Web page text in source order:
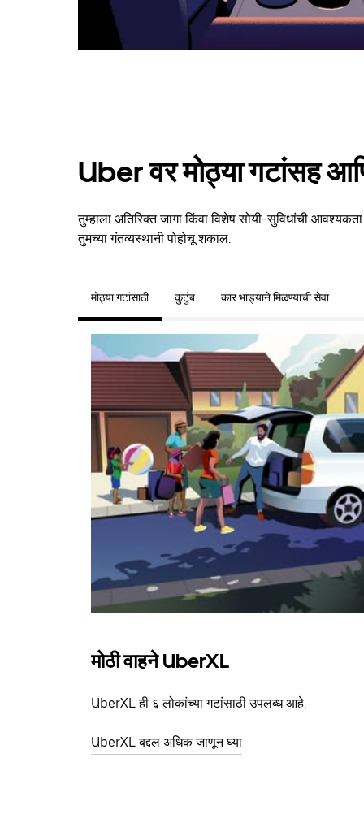
Uber वर मोठ्या गटांसह
तुम्हाला अतिरिक्त जागा किंवा विशेष सोयी-सुविधांची
तुमच्या गंतव्यस्थानी पोहोचू शकाल.
मोठ्या गटांसाठी कुटुंब कार भाड्याने मिळण्याची सेवा
मोठी वाहने UberXL
UberXL ही ६ लोकांच्या गटांसाठी उपलब्ध आहे.
UberXL बद्दल अधिक जाणून घ्या